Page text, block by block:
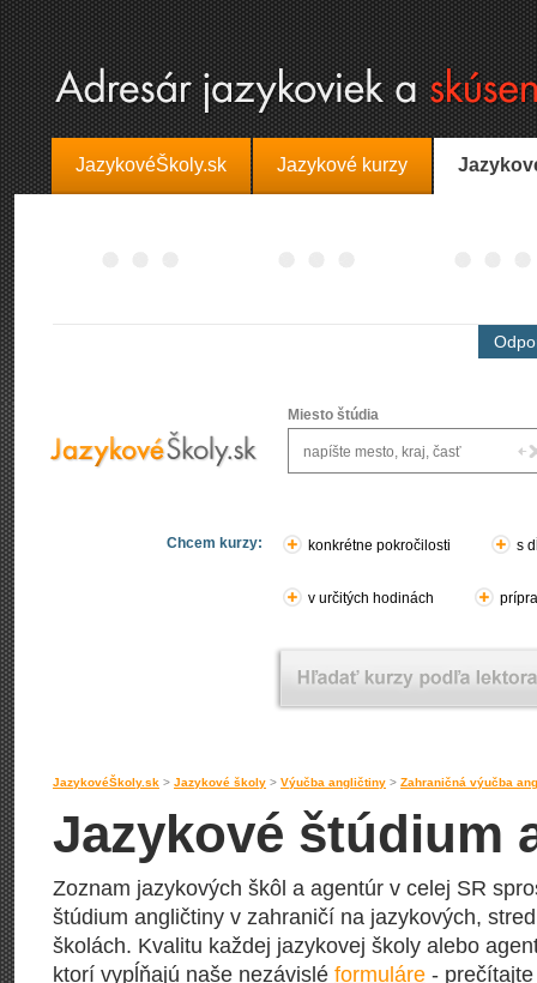
JazykovéŠkoly.sk Jazykové kurzy
Miesto štúdia
Chcem kurzy: konkrétne pokročilosti s
v určitých hodinách
JazykovéŠkoly.sk > Jazykové školy > Výučba angličtiny > Zahraničná výučba
Jazykové štúdium
Zoznam jazykových škôl a agentúr v celej SR
štúdium angličtiny v zahraničí na jazykových,
školách. Kvalitu každej jazykovej školy alebo
ktorí vypĺňajú naše nezávislé formuláre -